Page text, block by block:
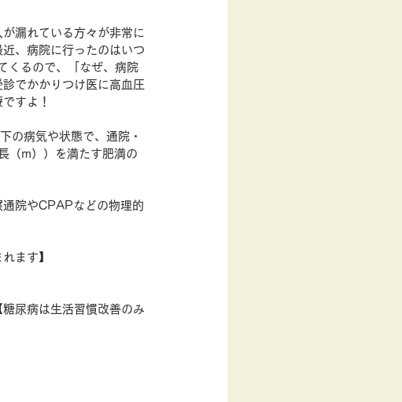
漏れている方々が非常に
、病院に行ったのはいつ
くるので、「なぜ、病院
でかかりつけ医に高血圧
すよ！
の病気や状態で、通院・
（m））を満たす肥満の
通院やCPAPなどの物理的
ます】
尿病は生活習慣改善のみ